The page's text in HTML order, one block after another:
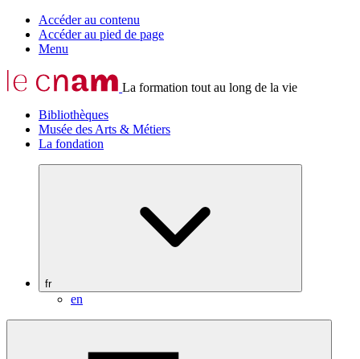
Accéder au contenu
Accéder au pied de page
Menu
La formation tout au long de la vie
Bibliothèques
Musée des Arts & Métiers
La fondation
fr
en